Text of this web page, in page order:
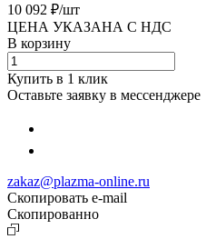
10 092 ₽/шт
ЦЕНА УКАЗАНА С НДС
В корзину
Купить в 1 клик
Оставьте заявку в мессенджере
zakaz@plazma-online.ru
Скопировать e-mail
Cкопированно